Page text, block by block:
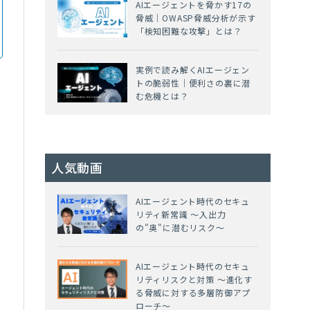
AIエージェントを脅かす17の
脅威｜OWASP脅威分析が示す
「検知困難な攻撃」とは？
実例で読み解くAIエージェン
トの脆弱性｜便利さの裏に潜
む危機とは？
人気動画
AIエージェント時代のセキュ
リティ新常識 ～入出力
の"奥"に潜むリスク～
AIエージェント時代のセキュ
リティリスクと対策 ～進化す
る脅威に対する多層防御アプ
ローチ～